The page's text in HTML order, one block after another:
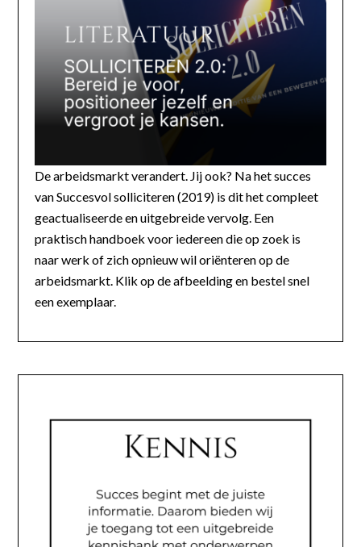
De arbeidsmarkt verandert. Jij ook? Na het succes
van Succesvol solliciteren (2019) is dit het compleet
geactualiseerde en uitgebreide vervolg. Een
praktisch handboek voor iedereen die op zoek is
naar werk of zich opnieuw wil oriënteren op de
arbeidsmarkt. Klik op de afbeelding en bestel snel
een exemplaar.